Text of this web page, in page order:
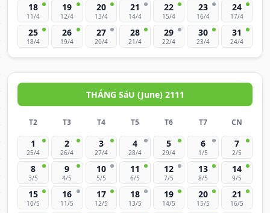
18
11/4
19
12/4
20
13/4
21
14/4
22
15/4
23
16/4
24
17/4
25
18/4
26
19/4
27
20/4
28
21/4
29
22/4
30
23/4
31
24/4
THÁNG SáU (June) 2111
T2 T3 T4 T5 T6 T7 CN
1
25/4
2
26/4
3
27/4
4
28/4
5
29/4
6
1/5
7
2/5
8
3/5
9
4/5
10
5/5
11
6/5
12
7/5
13
8/5
14
9/5
15
10/5
16
11/5
17
12/5
18
13/5
19
14/5
20
15/5
21
16/5